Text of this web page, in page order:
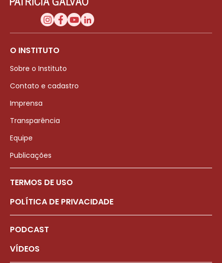
O INSTITUTO
Sobre o Instituto
Contato e cadastro
Imprensa
Transparência
Equipe
Publicações
TERMOS DE USO
POLÍTICA DE PRIVACIDADE
PODCAST
VÍDEOS